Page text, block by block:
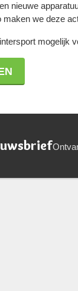
nieuwe
maken we deze
mogelijk